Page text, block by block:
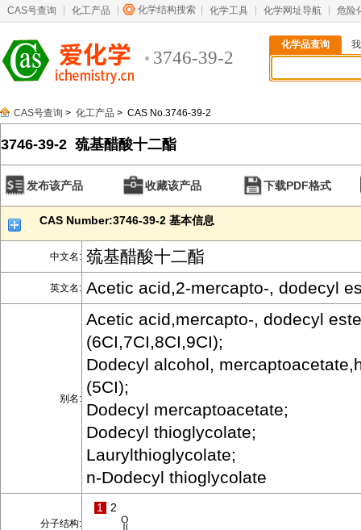
CAS号查询 化工产品 化学结构搜索 化学工具 化学网址导航 危险
3746-39-2
化学品查询
CAS号查询 > 化工产品 > CAS No.3746-39-2
3746-39-2 巯基醋酸十二酯
发布该产品 收藏该产品 下载PDF格式
CAS Number:3746-39-2 基本信息
中文名: 巯基醋酸十二酯
英文名: Acetic acid,2-mercapto-, dodecyl
别名:
Acetic acid,mercapto-, dodecyl
(6CI,7CI,8CI,9CI);
Dodecyl alcohol,
(5CI);
Dodecyl mercaptoacetate;
Dodecyl thioglycolate;
Laurylthioglycolate;
n-Dodecyl thioglycolate
分子结构:
1 2